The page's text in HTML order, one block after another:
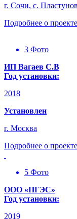
г. Сочи, с.
Подробнее о проекте
3 Фото
ИП Вагаев С.В
Год установки:
2018
Установлен
г. Москва
Подробнее о проекте
5 Фото
ООО «ПГЭС»
Год установки:
2019